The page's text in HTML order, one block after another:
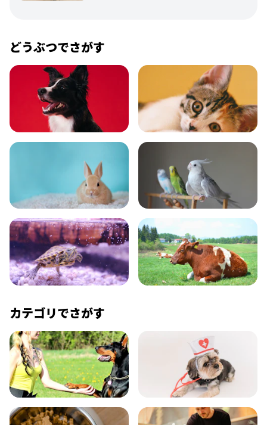
どうぶつでさがす
いぬ ねこ
小動物 とり・さかな
カテゴリでさがす
飼い方 健康